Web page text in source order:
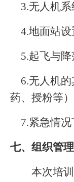
3.无人机
4.地面站
5.起飞与
6.无人机
药、授粉等）
7.紧急情
七、组织管理
本次培